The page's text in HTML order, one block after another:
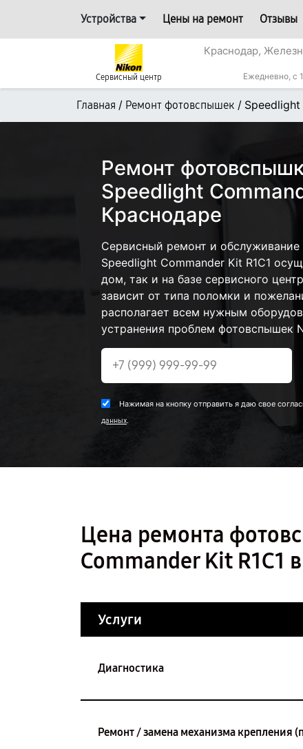
Устройства Цены на ремонт Отзывы
Сервисный центр
Краснодар,
Ежедневно, с
Главная / Ремонт фотовспышек / Speedlight
Ремонт
Speedlight
Краснодаре
Сервисный ремонт и
Speedlight Commander Kit R1C1
дом, так и на базе сервисного
зависит от типа поломки и
располагает всем нужным
устранения проблем фотовспышек
Нажимая на кнопку отправить я даю свое
данных.
Цена ремонта
Commander Kit R1C1
Услуги
Диагностика
Ремонт / замена механизма крепления